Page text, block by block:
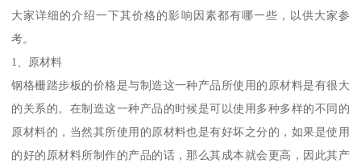
大家详细的介绍一下其价格的影响因素都有哪一些，以供大家参
考。
1、原材料
钢格栅踏步板的价格是与制造这一种产品所使用的原材料是有很大
的关系的。在制造这一种产品的时候是可以使用多种多样的不同的
原材料的，当然其所使用的原材料也是有好坏之分的，如果是使用
的好的原材料所制作的产品的话，那么其成本就会更高，因此其产